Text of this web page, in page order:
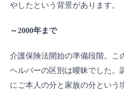
やしたという背景があります。
～2000年まで
介護保険法開始の準備段階。こ
ヘルパーの区別は曖昧でした。
にご本人の分と家族の分という